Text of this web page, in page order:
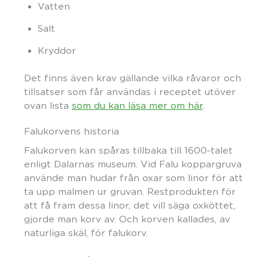
Vatten
Salt
Kryddor
Det finns även krav gällande vilka råvaror och
tillsatser som får användas i receptet utöver
ovan lista som du kan läsa mer om här.
Falukorvens historia
Falukorven kan spåras tillbaka till 1600-talet
enligt Dalarnas museum. Vid Falu koppargruva
använde man hudar från oxar som linor för att
ta upp malmen ur gruvan. Restprodukten för
att få fram dessa linor, det vill säga oxköttet,
gjorde man korv av. Och korven kallades, av
naturliga skäl, för falukorv.